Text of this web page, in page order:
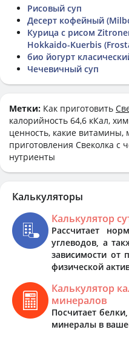
Рисовый суп
Десерт кофейный
Курица с рисом
Hokkaido-Kuerbis
био йогурт
Чечевичный суп
Метки: Как приготовить
калорийность 64,6 кКал,
ценность, какие витамины,
приготовления Свеколка с
нутриенты
Калькуляторы
Калькулятор
Рассчитает
углеводов, а
зависимости от
физической
Калькулятор
минералов
Посчитает
минералы в